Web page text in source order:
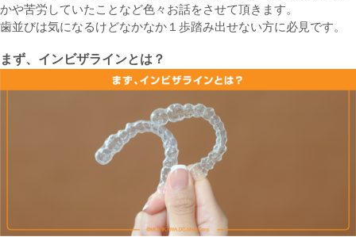
かや苦労していたことなど色々お話をさせて頂きます。
歯並びは気になるけどなかなか１歩踏み出せない方に必見です。
まず、インビザラインとは？